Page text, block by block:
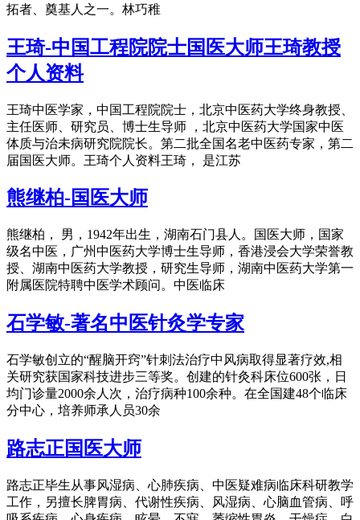
拓者、奠基人之一。林巧稚
王琦-中国工程院院士国医大师王琦教授
个人资料
王琦中医学家，中国工程院院士，北京中医药大学终身教授、
主任医师、研究员、博士生导师 ，北京中医药大学国家中医
体质与治未病研究院院长。第二批全国名老中医药专家，第二
届国医大师。王琦个人资料王琦， 是江苏
熊继柏-国医大师
熊继柏， 男，1942年出生，湖南石门县人。国医大师，国家
级名中医，广州中医药大学博士生导师，香港浸会大学荣誉教
授、湖南中医药大学教授，研究生导师，湖南中医药大学第一
附属医院特聘中医学术顾问。中医临床
石学敏-著名中医针灸学专家
石学敏创立的“醒脑开窍”针刺法治疗中风病取得显著疗效,相
关研究获国家科技进步三等奖。创建的针灸科床位600张，日
均门诊量2000余人次，治疗病种100余种。在全国建48个临床
分中心，培养师承人员30余
路志正国医大师
路志正毕生从事风湿病、心肺疾病、中医疑难病临床科研教学
工作，另擅长脾胃病、代谢性疾病、风湿病、心脑血管病、呼